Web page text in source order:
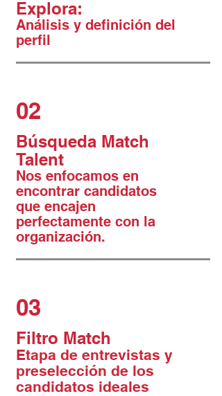
Explora:
Análisis y definición del
perfil
02
Búsqueda Match
Talent
Nos enfocamos en
encontrar candidatos
que encajen
perfectamente con la
organización.
03
Filtro Match
Etapa de entrevistas y
preselección de los
candidatos ideales